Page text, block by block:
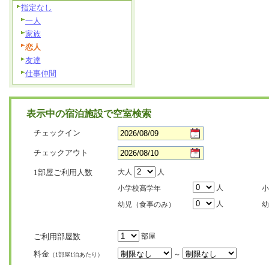
指定なし
一人
家族
恋人
友達
仕事仲間
表示中の宿泊施設で空室検索
チェックイン
チェックアウト
1部屋ご利用人数 大人
人
小学校高学年
人
幼児（食事のみ）
人
ご利用部屋数 部屋
料金 （1部屋1泊あたり） ～